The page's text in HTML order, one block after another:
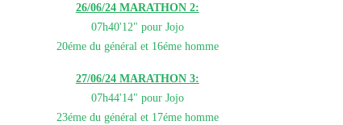
26/06/24 MARATHON 2:
07h40'12" pour Jojo
20éme du général et 16éme homme
27/06/24 MARATHON 3:
07h44'14" pour Jojo
23éme du général et 17éme homme